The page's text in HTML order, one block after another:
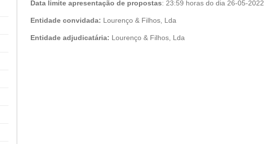
Data limite apresentação de propostas: 23:59 horas do dia 26-05-2022
Entidade convidada: Lourenço & Filhos, Lda
Entidade adjudicatária: Lourenço & Filhos, Lda